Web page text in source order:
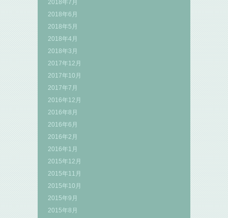
2018年7月
2018年6月
2018年5月
2018年4月
2018年3月
2017年12月
2017年10月
2017年7月
2016年12月
2016年8月
2016年6月
2016年2月
2016年1月
2015年12月
2015年11月
2015年10月
2015年9月
2015年8月